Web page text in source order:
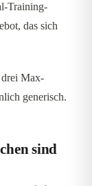
Training-
das sich
drei Max-
generisch.
sind